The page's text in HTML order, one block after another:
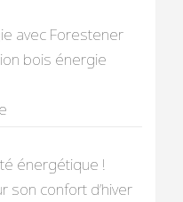
avec Forestener
bois énergie
énergétique !
son confort d’hiver